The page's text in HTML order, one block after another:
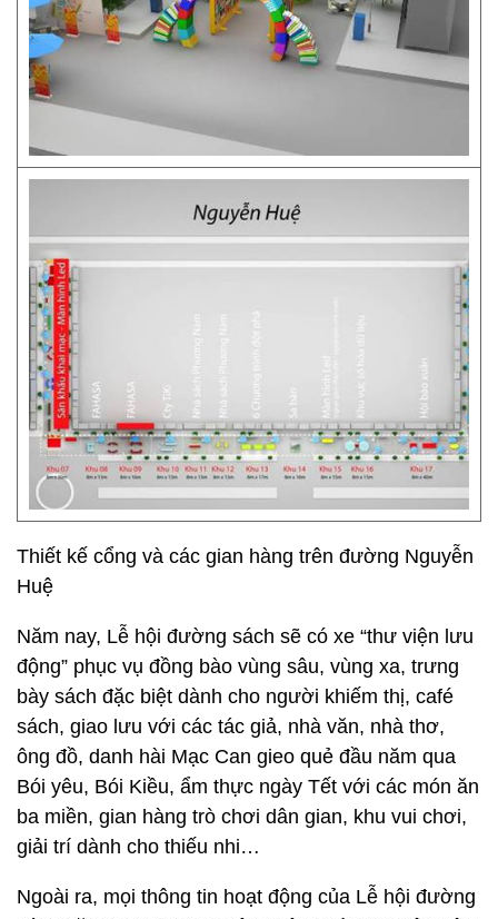
Thiết kế cổng và các gian hàng trên đường Nguyễn
Huệ
Năm nay, Lễ hội đường sách sẽ có xe “thư viện lưu
động” phục vụ đồng bào vùng sâu, vùng xa, trưng
bày sách đặc biệt dành cho người khiếm thị, café
sách, giao lưu với các tác giả, nhà văn, nhà thơ,
ông đồ, danh hài Mạc Can gieo quẻ đầu năm qua
Bói yêu, Bói Kiều, ẩm thực ngày Tết với các món ăn
ba miền, gian hàng trò chơi dân gian, khu vui chơi,
giải trí dành cho thiếu nhi…
Ngoài ra, mọi thông tin hoạt động của Lễ hội đường